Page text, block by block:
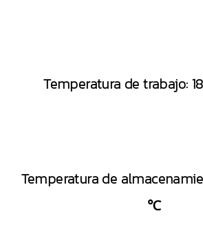
Temperatura de trabajo:
Temperatura de
℃